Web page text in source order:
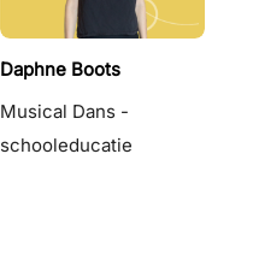
Daphne Boots
Musical Dans -
schooleducatie